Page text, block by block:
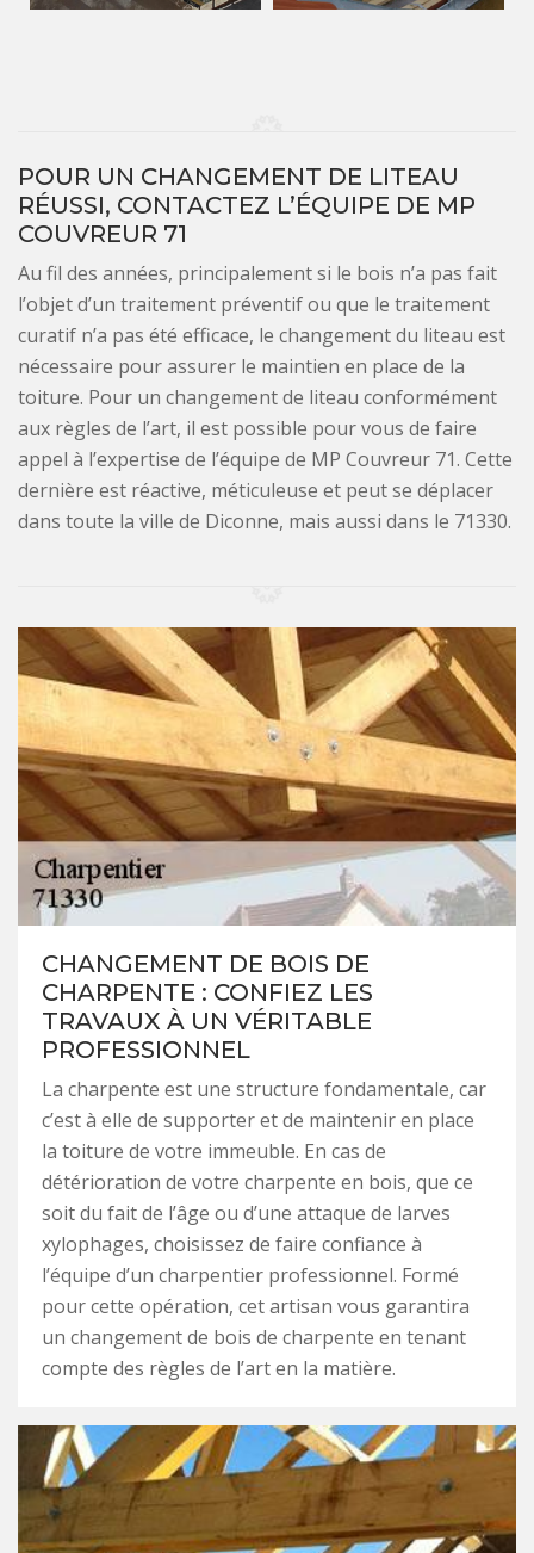
POUR UN CHANGEMENT DE LITEAU
RÉUSSI, CONTACTEZ L’ÉQUIPE DE MP
COUVREUR 71
Au fil des années, principalement si le bois n’a pas fait
l’objet d’un traitement préventif ou que le traitement
curatif n’a pas été efficace, le changement du liteau est
nécessaire pour assurer le maintien en place de la
toiture. Pour un changement de liteau conformément
aux règles de l’art, il est possible pour vous de faire
appel à l’expertise de l’équipe de MP Couvreur 71. Cette
dernière est réactive, méticuleuse et peut se déplacer
dans toute la ville de Diconne, mais aussi dans le 71330.
CHANGEMENT DE BOIS DE
CHARPENTE : CONFIEZ LES
TRAVAUX À UN VÉRITABLE
PROFESSIONNEL
La charpente est une structure fondamentale, car
c’est à elle de supporter et de maintenir en place
la toiture de votre immeuble. En cas de
détérioration de votre charpente en bois, que ce
soit du fait de l’âge ou d’une attaque de larves
xylophages, choisissez de faire confiance à
l’équipe d’un charpentier professionnel. Formé
pour cette opération, cet artisan vous garantira
un changement de bois de charpente en tenant
compte des règles de l’art en la matière.